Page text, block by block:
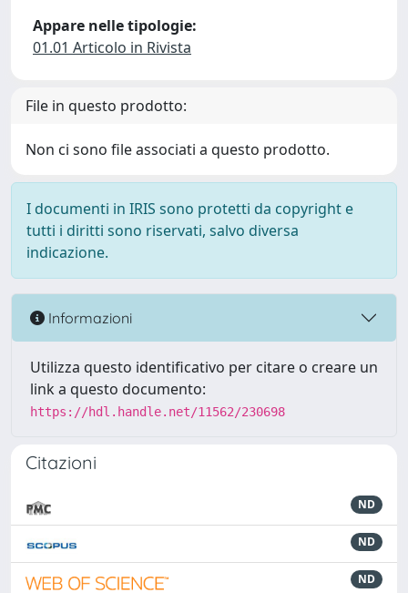
Appare nelle tipologie:
01.01 Articolo in Rivista
File in questo prodotto:
Non ci sono file associati a questo prodotto.
I documenti in IRIS sono protetti da copyright e
tutti i diritti sono riservati, salvo diversa
indicazione.
Informazioni
Utilizza questo identificativo per citare o creare un
link a questo documento:
https://hdl.handle.net/11562/230698
Citazioni
ND
ND
ND